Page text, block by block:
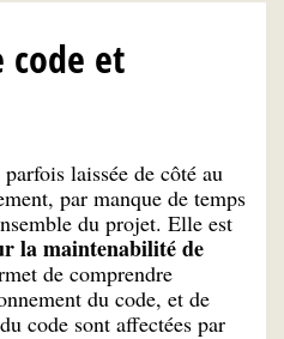
code et
laissée de côté au
par manque de temps
du projet. Elle est
la maintenabilité de
de comprendre
du code, et de
code sont affectées par